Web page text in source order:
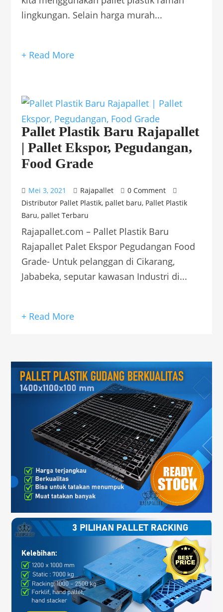
lingkungan. Selain harga murah...
+ Read More
Pallet Plastik Baru Rajapallet
| Pallet Ekspor, Pegudangan,
Food Grade
Mei 3, 2021 Rajapallet
0 Comment
Distributor Pallet Plastik, pallet baru, Pallet Plastik
Baru, pallet Terbaru
Rajapallet.com – Pallet Plastik Baru
Rajapallet Palet Ekspor Pegudangan Food
Grade- Untuk pelanggan di Cikarang,
Jababeka, seputar kawasan Industri di...
+ Read More